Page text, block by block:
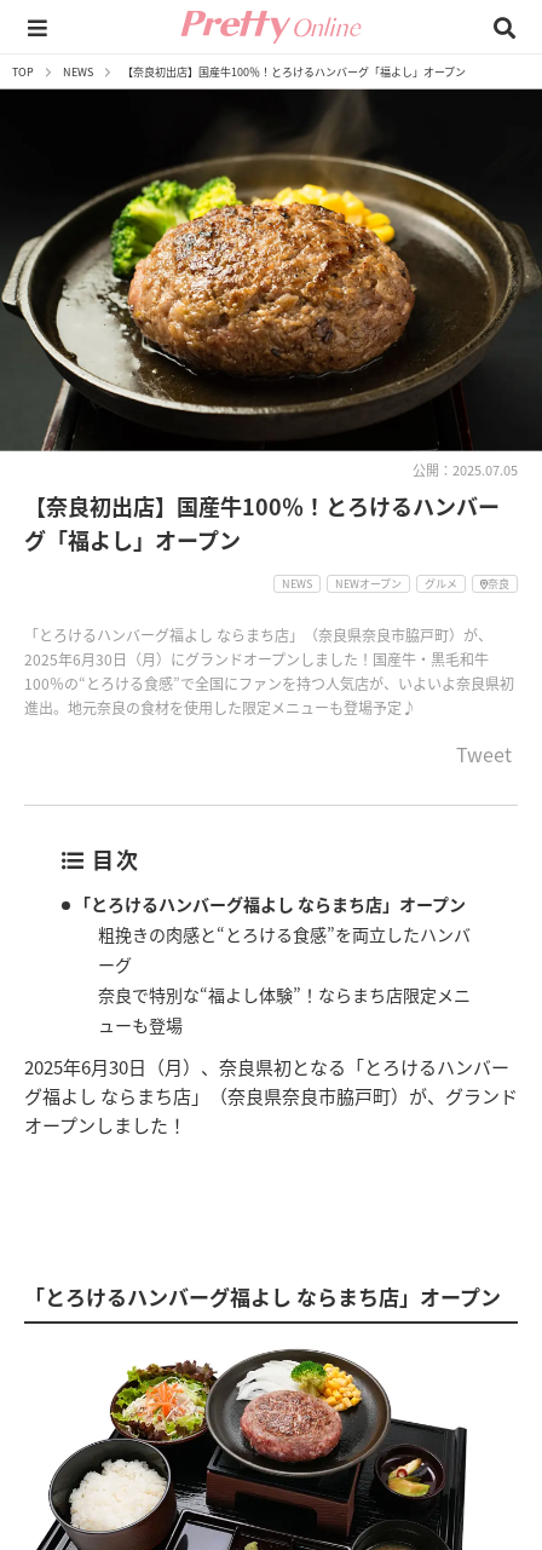
TOP NEWS 【奈良初出店】国産牛100％！とろけるハンバーグ「福よし」オープン
公開：2025.07.05
【奈良初出店】国産牛100％！とろけるハンバー
グ「福よし」オープン
NEWS NEWオープン グルメ 奈良
「とろけるハンバーグ福よし ならまち店」（奈良県奈良市脇戸町）が、
2025年6月30日（月）にグランドオープンしました！国産牛・黒毛和牛
100％の“とろける食感”で全国にファンを持つ人気店が、いよいよ奈良県初
進出。地元奈良の食材を使用した限定メニューも登場予定♪
Tweet
目次
「とろけるハンバーグ福よし ならまち店」オープン
粗挽きの肉感と“とろける食感”を両立したハンバ
ーグ
奈良で特別な“福よし体験”！ならまち店限定メニ
ューも登場
2025年6月30日（月）、奈良県初となる「とろけるハンバー
グ福よし ならまち店」（奈良県奈良市脇戸町）が、グランド
オープンしました！
「とろけるハンバーグ福よし ならまち店」オープン